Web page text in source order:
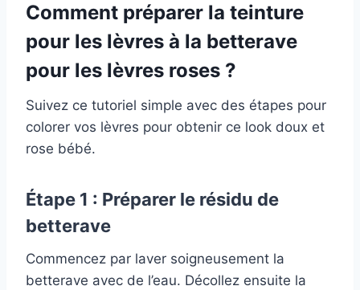
Comment préparer la teinture
pour les lèvres à la betterave
pour les lèvres roses ?
Suivez ce tutoriel simple avec des étapes pour
colorer vos lèvres pour obtenir ce look doux et
rose bébé.
Étape 1 : Préparer le résidu de
betterave
Commencez par laver soigneusement la
betterave avec de l’eau. Décollez ensuite la